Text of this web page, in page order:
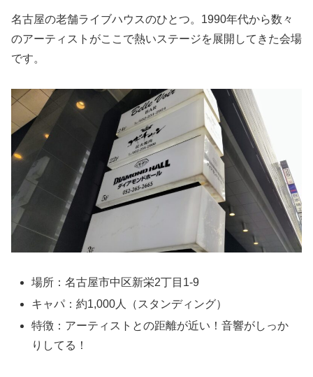
名古屋の老舗ライブハウスのひとつ。1990年代から数々
のアーティストがここで熱いステージを展開してきた会場
です。
場所：名古屋市中区新栄2丁目1-9
キャパ：約1,000人（スタンディング）
特徴：アーティストとの距離が近い！音響がしっか
りしてる！